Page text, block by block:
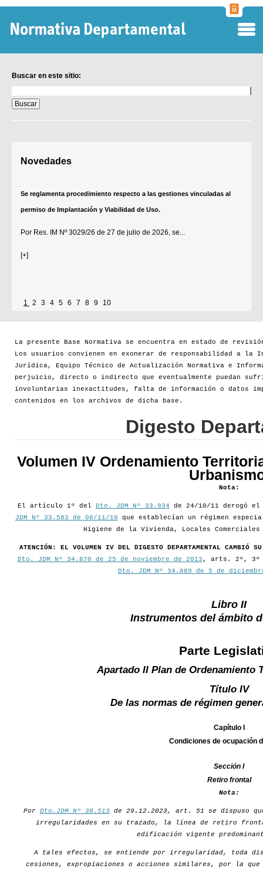
Buscar en este sitio:
en
este
sitio:
Novedades
Se reglamenta procedimiento respecto a las gestiones vinculadas al
permiso de Implantación y Viabilidad de Uso.
Por Res. IM Nº 3029/26 de 27 de julio de 2026, se...
[+]
1 2 3 4 5 6 7 8 9 10
La presente Base Normativa se encuentra en estado de
Los usuarios convienen en exonerar de responsabilidad a la
Jurídica, Equipo Técnico de Actualización Normativa e
perjuicio, directo o indirecto que eventualmente puedan
involuntarias inexactitudes, falta de información o datos
contenidos en los archivos de dicha base.
Digesto
Volumen IV Ordenamiento
Nota:
El artículo 1º del Dto. JDM Nº 33.934 de 24/10/11 derogó
JDM Nº 33.583 de 08/11/10 que establecían un régimen
Higiene de la Vivienda, Locales
ATENCIÓN: EL VOLUMEN IV DEL DIGESTO DEPARTAMENTAL CAMBIÓ
Dto. JDM Nº 34.870 de 25 de noviembre de 2013 , arts. 2º, 3º
Dto. JDM Nº 34.889 de 5 de
Libro II
Instrumentos del ámbito
Parte
Apartado II Plan de Ordenamiento
Título IV
De las normas de régimen
Capítulo I
Condiciones de ocupación
Sección I
Retiro frontal
Nota:
Por Dto.JDM Nº 38.513 de 29.12.2023, art. 51 se dispuso
irregularidades en su trazado, la línea de retiro
edificación vigente
A tales efectos, se entiende por irregularidad, toda
cesiones, expropiaciones o acciones similares, por la que